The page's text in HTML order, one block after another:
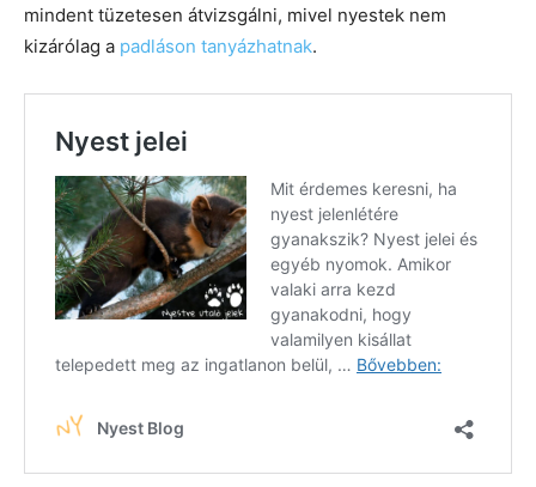
mindent tüzetesen átvizsgálni, mivel nyestek nem
kizárólag a padláson tanyázhatnak.